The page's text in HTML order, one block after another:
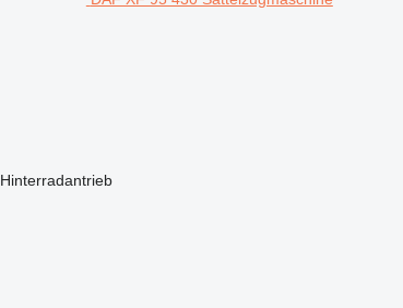
Hinterradantrieb